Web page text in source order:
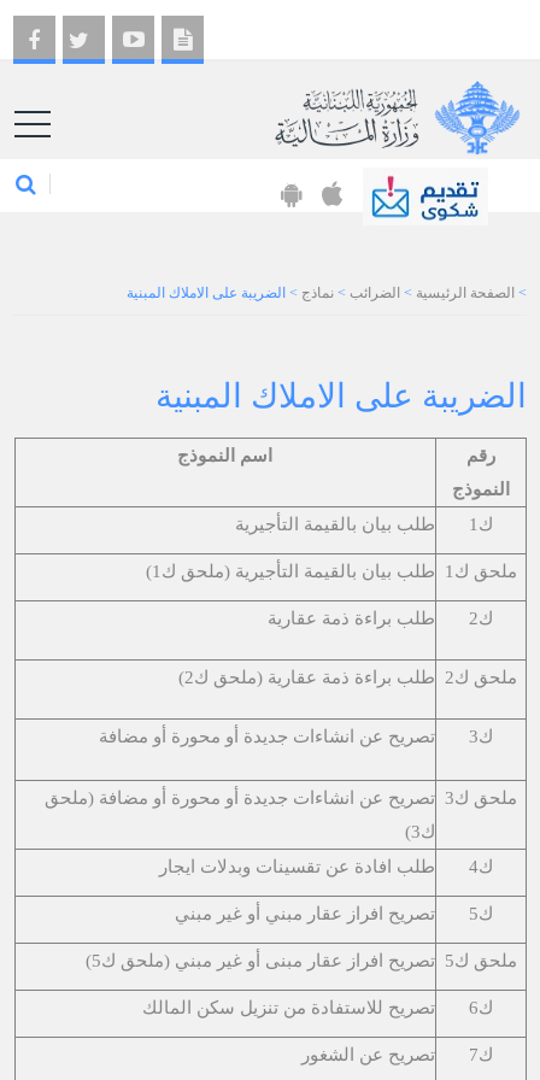
EN
> الصفحة الرئيسية > الضرائب >نماذج > الضريبة على الاملاك المبنية
الضريبة على الاملاك المبنية
رقم
النموذج
اسم النموذج
ك1 طلب بيان بالقيمة التأجيرية
ملحق ك1 طلب بيان بالقيمة التأجيرية (ملحق ك1)
ك2 طلب براءة ذمة عقارية
ملحق ك2 طلب براءة ذمة عقارية (ملحق ك2)
ك3 تصريح عن انشاءات جديدة أو محورة أو مضافة
ملحق ك3
تصريح عن انشاءات جديدة أو محورة أو مضافة (ملحق
ك3)
ك4
طلب افادة عن تقسينات وبدلات ايجار
ك5 تصريح افراز عقار مبني أو غير مبني
ملحق ك5 تصريح افراز عقار مبنى أو غير مبني (ملحق ك5)
ك6 تصريح للاستفادة من تنزيل سكن المالك
ك7 تصريح عن الشغور